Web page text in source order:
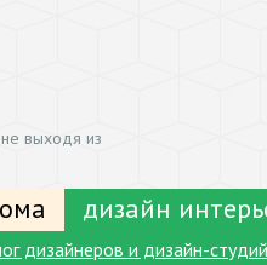
выходя из
дизайн
дизайнеров и дизайн-студий